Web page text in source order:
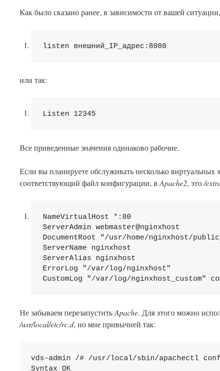
Как было сказано ранее, в зависимости от вашей
listen внешний_IP_адрес: 8080
или так:
Listen 12345
Все приведенные значения одинаково рабочие.
Если вы планируете обслуживать несколько виртуальных
соответствующий файл конфигурации, в Apache2, это/
NameVirtualHost *:
ServerAdmin
DocumentRoot
ServerName
ServerAlias
ErrorLog
CustomLog
"/var/log/nginxhost_custom"
Не забываем перезапуститьApache. Для этого можно
/usr/local/etc/rc.d, но мне привычней так:
vds-admin /# /usr/local/sbin/apachectl
Syntax OK